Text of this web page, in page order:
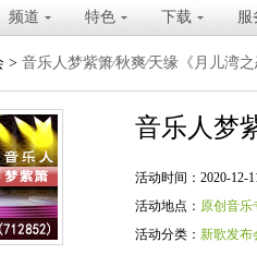
频道 特色 下载 服
> 音乐人梦紫箫⁄秋爽⁄天缘《月儿湾
音乐人梦
活动时间：2020-12-
活动地点： 原创音乐
活动分类： 新歌发布